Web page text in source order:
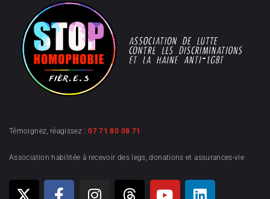
Témoignez, réagissez :07 71 80 08 71
Association habilitée à recevoir des legs, donations et assurances-vie